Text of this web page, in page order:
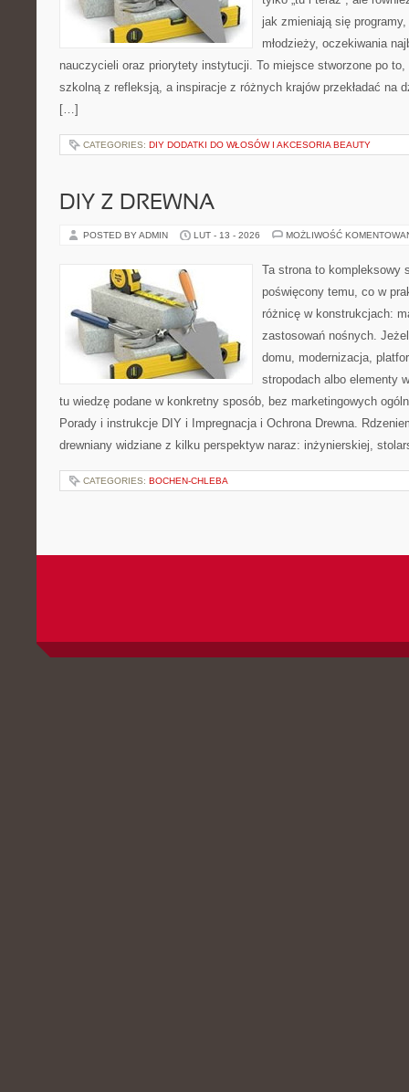
jak zmieniają się
młodzieży, oczekiwania
nauczycieli oraz priorytety instytucji. To miejsce stworzone po to,
szkolną z refleksją, a inspiracje z różnych krajów przekładać na
[…]
CATEGORIES: DIY DODATKI DO WŁOSÓW I AKCESORIA BEAUTY
DIY Z DREWNA
POSTED BY ADMIN LUT - 13 - 2026 MOŻLIWOŚĆ
Ta strona to kompleksowy
poświęcony temu, co w
różnicę w konstrukcjach:
zastosowań nośnych.
domu, modernizacja,
stropodach albo elementy
tu wiedzę podane w konkretny sposób, bez marketingowych
Porady i instrukcje DIY i Impregnacja i Ochrona Drewna.
drewniany widziane z kilku perspektyw naraz: inżynierskiej,
CATEGORIES: BOCHEN-CHLEBA